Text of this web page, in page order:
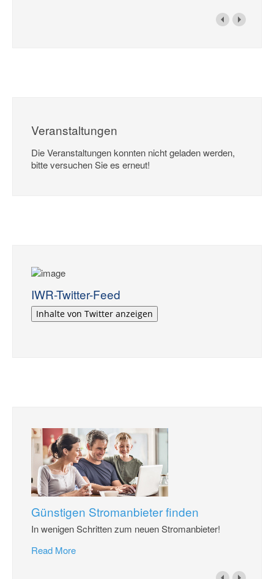
Veranstaltungen
Die Veranstaltungen konnten nicht geladen werden,
bitte versuchen Sie es erneut!
IWR-Twitter-Feed
Inhalte von Twitter anzeigen
Günstigen Stromanbieter finden
In wenigen Schritten zum neuen Stromanbieter!
Read More